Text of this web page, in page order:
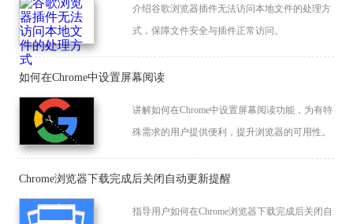
介绍谷歌浏览器插件无法访问本地文件的处理方
式，保障文件安全与插件正常访问。
如何在Chrome中设置屏幕阅读
讲解如何在Chrome中设置屏幕阅读功能，为有特
殊需求的用户提供便利，提升浏览器的可用性。
Chrome浏览器下载完成后关闭自动更新提醒
指导用户如何在Chrome浏览器下载完成后关闭自